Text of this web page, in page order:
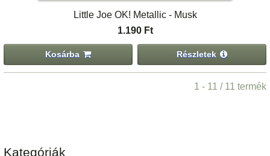
Little Joe OK! Metallic - Musk
1.190 Ft
Kosárba Részletek
1 - 11 / 11 termék
Kategóriák